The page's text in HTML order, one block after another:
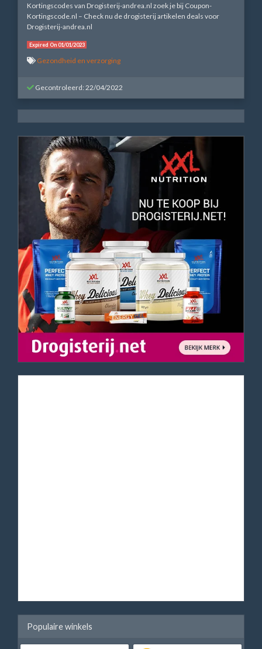
Kortingscodes van Drogisterij-andrea.nl zoek je bij Coupon-
Kortingscode.nl – Check nu de drogisterij artikelen deals voor
Drogisterij-andrea.nl
Expired On 01/01/2023
Gezondheid en verzorging
Gecontroleerd: 22/04/2022
Populaire winkels